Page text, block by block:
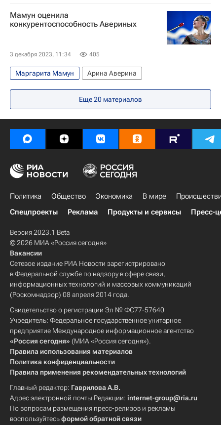
Международный олимпийский комитет (МОК)
Олимпийский комитет России (ОКР)
Мамун оценила
конкурентоспособность Авериных
3 декабря 2023, 11:34 405
Маргарита Мамун Арина Аверина
Еще20 материалов
Политика Общество Экономика В мире
Спецпроекты
Реклама Продукты и сервисы Пресс-
Версия 2023.1 Beta
© 2026 МИА «Россия сегодня»
Вакансии
Сетевое издание РИА Новости зарегистрировано
в Федеральной службе по надзору в сфере связи,
информационных технологий и массовых коммуникаций
(Роскомнадзор) 08 апреля 2014 года.
Свидетельство о регистрации Эл № ФС77-57640
Учредитель: Федеральное государственное унитарное
предприятие Международное информационное агентство
«Россия сегодня» (МИА «Россия сегодня»).
Правила использования материалов
Политика конфиденциальности
Правила применения рекомендательных технологий
Главный редактор: Гаврилова А.В.
Адрес электронной почты Редакции: internet-group@ria.ru
По вопросам размещения пресс-релизов и рекламы
воспользуйтесьформой обратной связи